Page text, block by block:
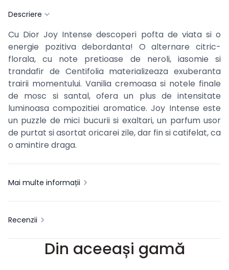
Descriere
Cu Dior Joy Intense descoperi pofta de viata si o
energie pozitiva debordanta! O alternare citric-
florala, cu note pretioase de neroli, iasomie si
trandafir de Centifolia materializeaza exuberanta
trairii momentului. Vanilia cremoasa si notele finale
de mosc si santal, ofera un plus de intensitate
luminoasa compozitiei aromatice. Joy Intense este
un puzzle de mici bucurii si exaltari, un parfum usor
de purtat si asortat oricarei zile, dar fin si catifelat, ca
o amintire draga.
Mai multe informații
Recenzii
Din aceeași gamă